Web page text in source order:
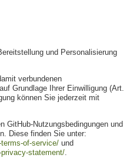
und Personalisierung
verbundenen
Grundlage Ihrer Einwilligung (Art.
können Sie jederzeit mit
GitHub-Nutzungsbedingungen und
Diese finden Sie unter:
of-service/ und
statement/.